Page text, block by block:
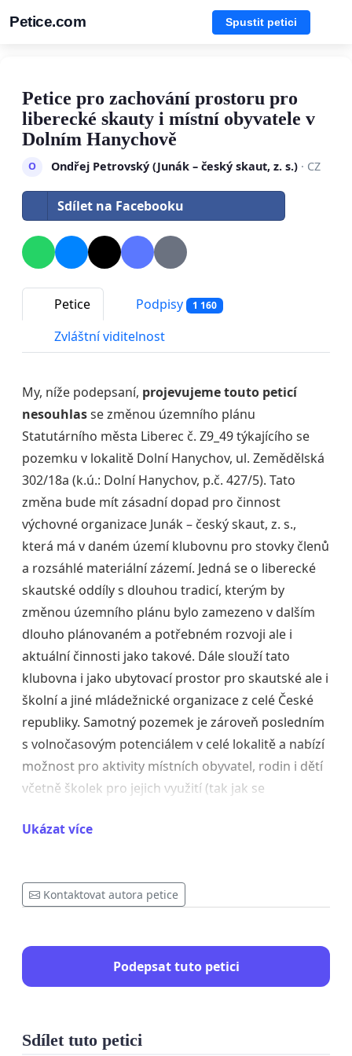
Petice.com Spustit petici
Petice pro zachování prostoru pro
liberecké skauty i místní obyvatele v
Dolním Hanychově
O Ondřej Petrovský (Junák – český skaut, z. s.)· CZ
Sdílet na Facebooku
Petice Podpisy 1 160
Zvláštní viditelnost
My, níže podepsaní, projevujeme touto peticí
nesouhlasse změnou územního plánu
Statutárního města Liberec č. Z9_49 týkajícího se
pozemku v lokalitě Dolní Hanychov, ul. Zemědělská
302/18a (k.ú.: Dolní Hanychov, p.č. 427/5). Tato
změna bude mít zásadní dopad pro činnost
výchovné organizace Junák – český skaut, z. s.,
která má v daném území klubovnu pro stovky členů
a rozsáhlé materiální zázemí. Jedná se o liberecké
skautské oddíly s dlouhou tradicí, kterým by
změnou územního plánu bylo zamezeno v dalším
dlouho plánovaném a potřebném rozvoji ale i
aktuální činnosti jako takové. Dále slouží tato
klubovna i jako ubytovací prostor pro skautské ale i
školní a jiné mládežnické organizace z celé České
republiky. Samotný pozemek je zároveň posledním
s volnočasovým potenciálem v celé lokalitě a nabízí
možnost pro aktivity místních obyvatel, rodin i dětí
včetně školek pro jejich využití (tak jak se
Liberec, aby tuto změnu územního plánu zastavilo a
Statutární město Liberec zde hodlá změnit výše
sport na plochy bydlení všeobecného (BU) za
účelem výstavby rodinných domů.
volně využívat všichni místní obyvatelé.
Ukázat více
Kontaktovat autora petice
Podepsat tuto petici
Sdílet tuto petici